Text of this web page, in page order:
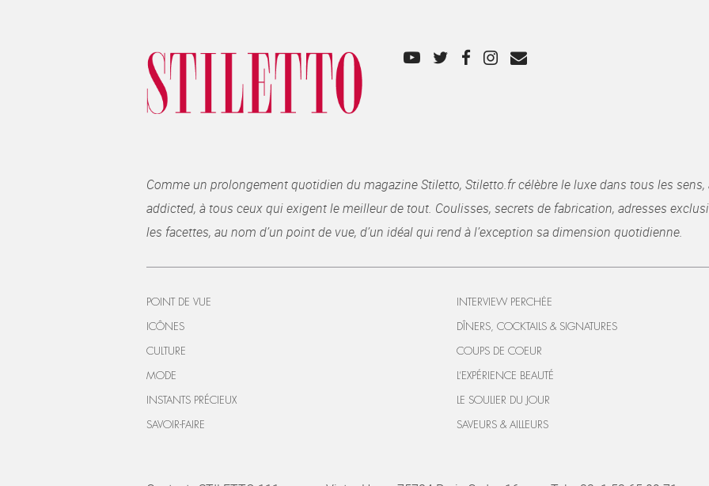
Comme un prolongement quotidien du magazine Stiletto, Stiletto.fr célèbre le luxe dans tous les
addicted, à tous ceux qui exigent le meilleur de tout. Coulisses, secrets de fabrication, adresses
les facettes, au nom d’un point de vue, d’un idéal qui rend à l’exception sa dimension quotidienne.
POINT DE VUE
ICÔNES
CULTURE
MODE
INSTANTS PRÉCIEUX
SAVOIR-FAIRE
INTERVIEW PERCHÉE
DÎNERS, COCKTAILS & SIGNATURES
COUPS DE COEUR
L’EXPÉRIENCE BEAUTÉ
LE SOULIER DU JOUR
SAVEURS & AILLEURS